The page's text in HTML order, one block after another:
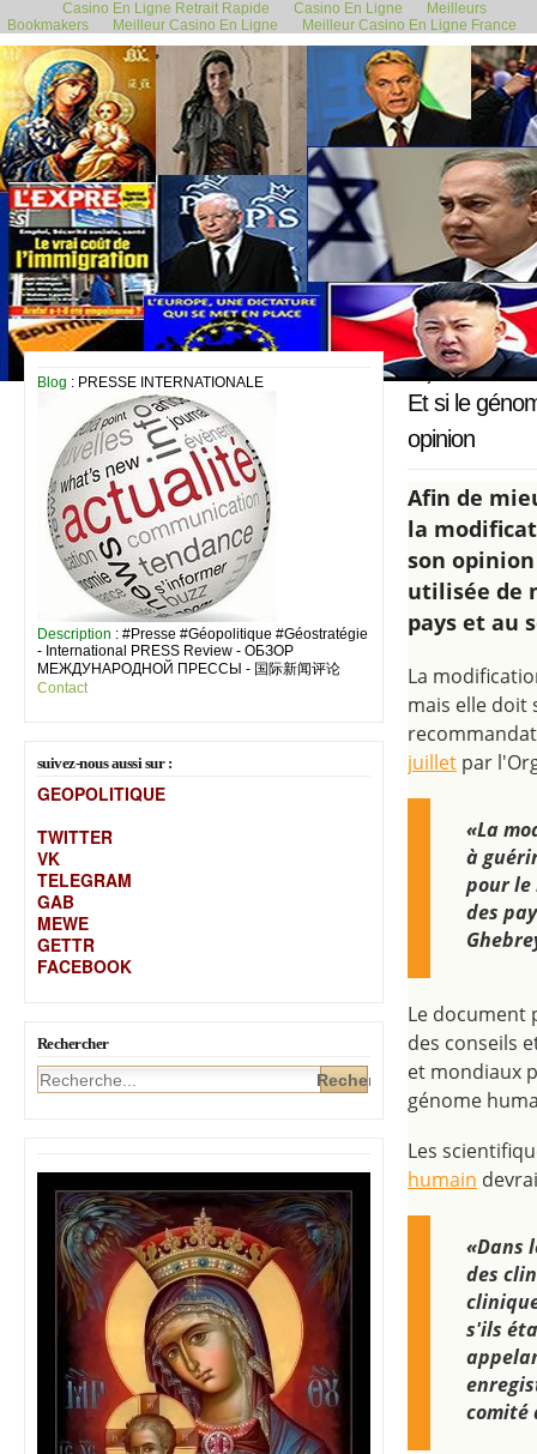
Casino En Ligne Retrait Rapide Casino En Ligne
Meilleurs
Bookmakers
Meilleur Casino En Ligne Meilleur Casino En Ligne France
Blog : PRESSE INTERNATIONALE
Description : #Presse #Géopolitique #Géostratégie
- International PRESS Review - ОБЗОР
МЕЖДУНАРОДНОЙ ПРЕССЫ - 国际新闻评论
Contact
suivez-nous aussi sur :
GEOPOLITIQUE
TWITTER
VK
TELEGRAM
GAB
MEWE
GETTR
FACEBOOK
Rechercher
13 juillet 2021
Et si le
opinion
Afin de
la
son
utilisée de
pays et au
La
mais elle doit
juillet par
«La
à
pour le
des
Le document
des conseils
et mondiaux
génome
Les
humain
«Dans
des
s'ils
comité